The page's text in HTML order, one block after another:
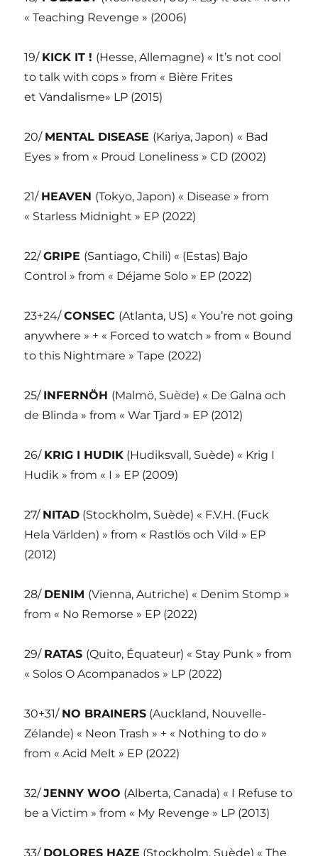
« Teaching Revenge » (2006)
19/ KICK IT ! (Hesse, Allemagne) « It’s not cool
to talk with cops » from « Bière Frites
et Vandalisme» LP (2015)
20/ MENTAL DISEASE (Kariya, Japon) « Bad
Eyes » from « Proud Loneliness » CD (2002)
21/ HEAVEN (Tokyo, Japon) « Disease » from
« Starless Midnight » EP (2022)
22/GRIPE (Santiago, Chili) « (Estas) Bajo
Control » from « Déjame Solo » EP (2022)
23+24/CONSEC (Atlanta, US) « You’re not going
anywhere » + « Forced to watch » from « Bound
to this Nightmare » Tape (2022)
25/ INFERNÖH (Malmö, Suède) « De Galna och
de Blinda » from « War Tjard » EP (2012)
26/ KRIG I HUDIK (Hudiksvall, Suède) « Krig I
Hudik » from « I » EP (2009)
27/ NITAD (Stockholm, Suède) « F.V.H. (Fuck
Hela Världen) » from « Rastlös och Vild » EP
(2012)
28/ DENIM (Vienna, Autriche) « Denim Stomp »
from « No Remorse » EP (2022)
29/ RATAS (Quito, Équateur) « Stay Punk » from
« Solos O Acompanados » LP (2022)
30+31/ NO BRAINERS (Auckland, Nouvelle-
Zélande) « Neon Trash » + « Nothing to do »
from « Acid Melt » EP (2022)
32/JENNY WOO (Alberta, Canada) « I Refuse to
be a Victim » from « My Revenge » LP (2013)
33/ DOLORES HAZE (Stockholm, Suède) « The